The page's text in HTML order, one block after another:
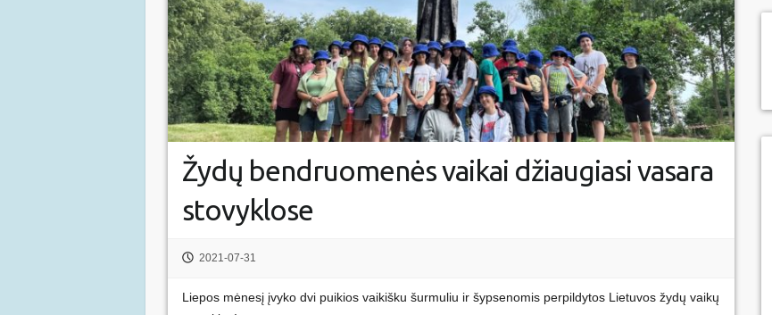
Žydų bendruomenės vaikai džiaugiasi vasara
stovyklose
2021-07-31
Liepos mėnesį įvyko dvi puikios vaikišku šurmuliu ir šypsenomis perpildytos Lietuvos žydų vaikų